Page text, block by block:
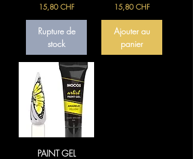
Prix
15,80 CHF
Rupture de
stock
Prix
15,80 CHF
Ajouter au
panier
PAINT GEL